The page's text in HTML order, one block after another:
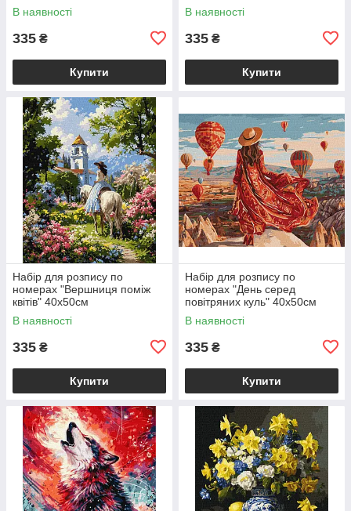
В наявності
335 ₴
Купити
В наявності
335 ₴
Купити
Набір для розпису по
номерах "Вершниця поміж
квітів" 40х50см
В наявності
335 ₴
Купити
Набір для розпису по
номерах "День серед
повітряних куль" 40х50см
В наявності
335 ₴
Купити